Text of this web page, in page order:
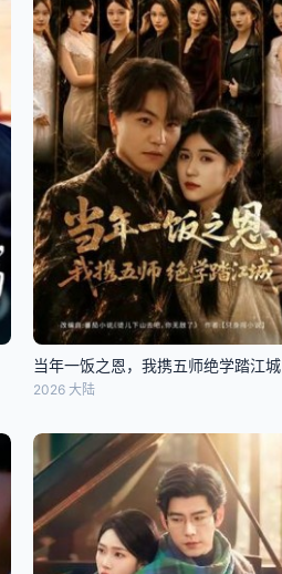
当年一饭之恩，我携五师绝学踏江城
2026 大陆